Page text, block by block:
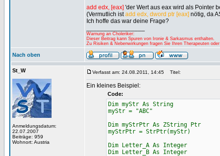
add edx, [eax] 'der Wert aus eax wird als Pointer
(Vermutlich istadd edx, dword ptr [eax] nötig, da
Ich hoffe das war deine Frage?
Warnung an Choleriker:
Dieser Beitrag kann Spuren von Ironie & Sarkasmus enthalten.
Zu Risiken & Nebenwirkungen fragen Sie Ihren Therapeuten
Nach oben
St_W
Anmeldungsdatum:
22.07.2007
Beiträge: 959
Wohnort: Austria
Verfasst am: 24.08.2011, 14:45 Titel:
Ein kleines Beispiel:
Code:
Dim myStr As String
myStr = "ABC"
Dim myStrPtr As ZString Ptr
myStrPtr = StrPtr(myStr)
Dim Letter_A As Integer
Dim Letter_B As Integer